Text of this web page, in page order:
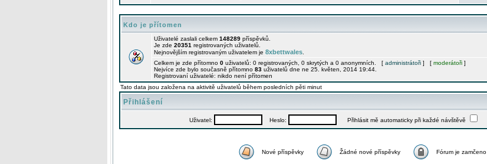
Kdo je přítomen
Uživatelé zaslali celkem 148289 příspěvků.
Je zde 20351 registrovaných uživatelů.
Nejnovějším registrovaným uživatelem je 8xbettwales
Celkem je zde přítomno 0 uživatelů: 0 registrovaných, 0 skrytých a 0 anonymních. [ administrátoři ] [ moderátoři ]
Nejvíce zde bylo současně přítomno 83 uživatelů dne ne 25. květen, 2014 19:44.
Registrovaní uživatelé: nikdo není přítomen
Tato data jsou založena na aktivitě uživatelů během posledních pěti minut
Přihlášení
Uživatel: Heslo: Přihlásit mě automaticky při každé návštěvě
Nové příspěvky Žádné nové příspěvky Fórum je zamčeno